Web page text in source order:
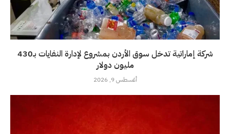
شركة إماراتية تدخل سوق الأردن بمشروع لإدارة النفايات بـ430
مليون دولار
أغسطس 9, 2026